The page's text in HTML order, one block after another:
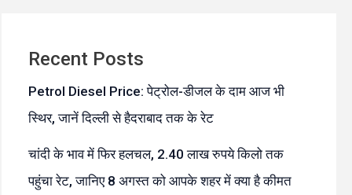
Recent Posts
Petrol Diesel Price: पेट्रोल-डीजल के दाम आज भी
स्थिर, जानें दिल्ली से हैदराबाद तक के रेट
चांदी के भाव में फिर हलचल, 2.40 लाख रुपये किलो तक
पहुंचा रेट, जानिए 8 अगस्त को आपके शहर में क्या है कीमत